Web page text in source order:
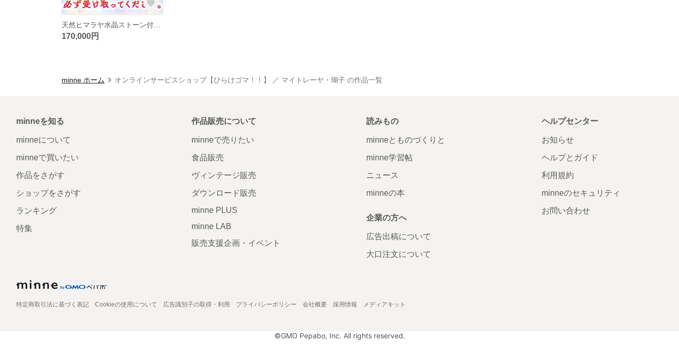
170,000円
minne ホーム オンラインサービスショップ【ひらけゴマ！！】 ／ マイトレーヤ・瑚子 の作品一覧
minneを知る
minneについて
minneで買いたい
作品をさがす
ショップをさがす
ランキング
特集
作品販売について
minneで売りたい
食品販売
ヴィンテージ販売
ダウンロード販売
minne PLUS
minne LAB
販売支援企画・イベント
読みもの
minneとものづくりと
minne学習帖
ニュース
minneの本
企業の方へ
広告出稿について
大口注文について
ヘルプセンター
お知らせ
ヘルプとガイド
利用規約
minneのセキュリティ
お問い合わせ
特定商取引法に基づく表記 Cookieの使用について 広告識別子の取得・利用 プライバシーポリシー 会社概要 採用情報 メディアキット
©GMO Pepabo, Inc. All rights reserved.